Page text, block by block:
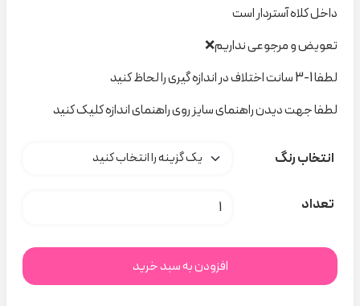
داخل کلاه آستردار است
تعویض و مرجوعی نداریم❌
لطفا 1-3 سانت اختلاف در اندازه گیری را لحاظ کنید
لطفا جهت دیدن راهنمای سایز روی راهنمای اندازه کلیک کنید
انتخاب رنگ
تعداد کلاه شال خرسی کد A000106 عدد
افزودن به سبد خرید